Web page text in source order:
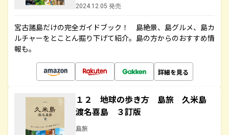
2024.12.05 発売
宮古諸島だけの完全ガイドブック！ 島絶景、島グルメ、島カ
ルチャーをとことん掘り下げて紹介。島の方からのおすすめ情
報も。
詳細を見る
１２ 地球の歩き方 島旅 久米島
渡名喜島 ３訂版
島旅